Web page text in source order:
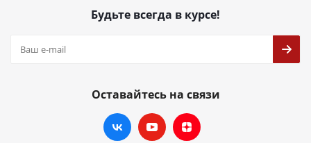
Будьте всегда в курсе!
Оставайтесь на связи